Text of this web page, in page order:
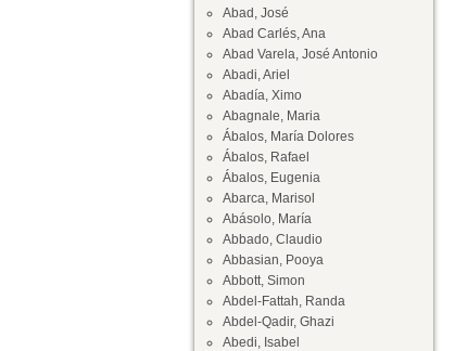
Abad, José
Abad Carlés, Ana
Abad Varela, José Antonio
Abadi, Ariel
Abadía, Ximo
Abagnale, Maria
Ábalos, María Dolores
Ábalos, Rafael
Ábalos, Eugenia
Abarca, Marisol
Abásolo, María
Abbado, Claudio
Abbasian, Pooya
Abbott, Simon
Abdel-Fattah, Randa
Abdel-Qadir, Ghazi
Abedi, Isabel